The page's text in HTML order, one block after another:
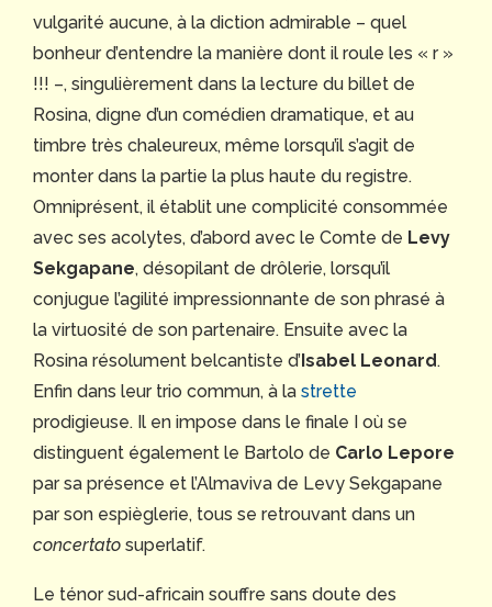
vulgarité aucune, à la diction admirable – quel
bonheur d’entendre la manière dont il roule les « r »
!!! –, singulièrement dans la lecture du billet de
Rosina, digne d’un comédien dramatique, et au
timbre très chaleureux, même lorsqu’il s’agit de
monter dans la partie la plus haute du registre.
Omniprésent, il établit une complicité consommée
avec ses acolytes, d’abord avec le Comte de Levy
Sekgapane, désopilant de drôlerie, lorsqu’il
conjugue l’agilité impressionnante de son phrasé à
la virtuosité de son partenaire. Ensuite avec la
Rosina résolument belcantiste d’ Isabel Leonard.
Enfin dans leur trio commun, à la strette
prodigieuse. Il en impose dans le finale I où se
distinguent également le Bartolo de Carlo Lepore
par sa présence et l’Almaviva de Levy Sekgapane
par son espièglerie, tous se retrouvant dans un
concertato superlatif.
Le ténor sud-africain souffre sans doute des